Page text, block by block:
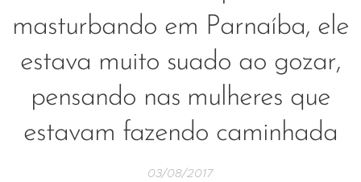
masturbando em Parnaíba, ele
estava muito suado ao gozar,
pensando nas mulheres que
estavam fazendo caminhada
03/08/2017